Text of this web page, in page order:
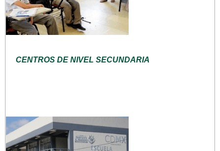
CENTROS DE NIVEL SECUNDARIA